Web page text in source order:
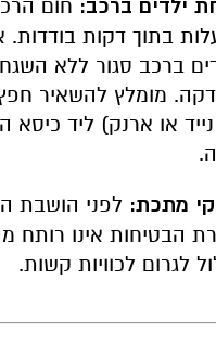
ילדים ברכב: חום
בתוך דקות בודדות.
ברכב סגור ללא
מומלץ להשאיר חפץ
או ארנק) ליד כיסא
מתכת: לפני הושבת
הבטיחות אינו רותח
לגרום לכוויות קשות.